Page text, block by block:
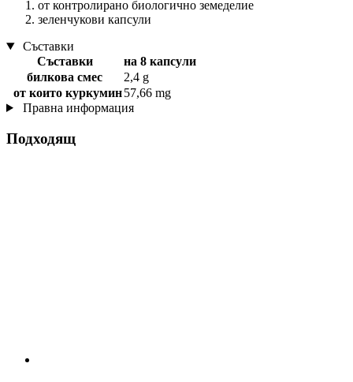
от контролирано биологично земеделие
зеленчукови капсули
Съставки
Съставки
на 8 капсули
билкова смес
2,4 g
от които куркумин57,66 mg
Правна информация
Подходящ